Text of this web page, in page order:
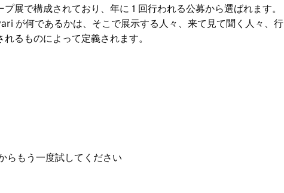
展で構成されており、年に 1 回行われる公募から選ばれます。
が何であるかは、そこで展示する人々、来て見て聞く人々、行
るものによって定義されます。
要な問題を処理し、反映する上で重要な役割を果たすと信じて
の活動の中心にあります。社会、政治、そして非常に個人的
ーがキュレーションする一連のグループ展で構成されており、年
ームがスペースを運営しますが、Pari が何であるかは、そこで
れる会話、発言され考えられ再考されるものによって定義され
らもう一度試してください